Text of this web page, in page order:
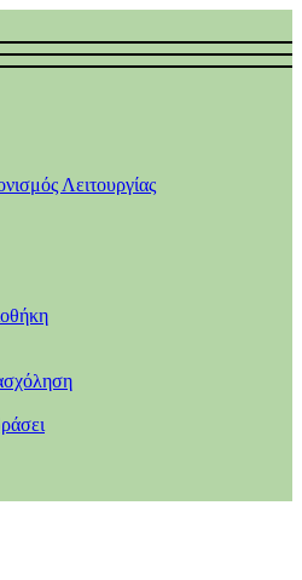
Λειτουργίας